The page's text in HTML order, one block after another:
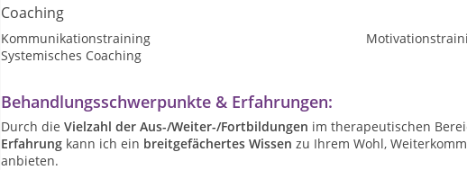
Coaching
Kommunikationstraining
Systemisches Coaching
Behandlungsschwerpunkte & Erfahrungen:
Durch die Vielzahl der Aus-/Weiter-/Fortbildungen im therapeutischen
Erfahrung kann ich ein breitgefächertes Wissen zu Ihrem Wohl,
anbieten.